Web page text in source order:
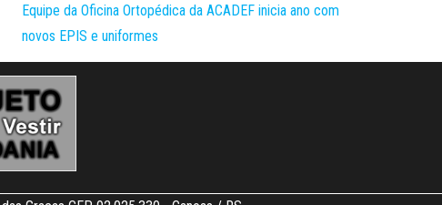
Equipe da Oficina Ortopédica da ACADEF inicia ano com
novos EPIS e uniformes